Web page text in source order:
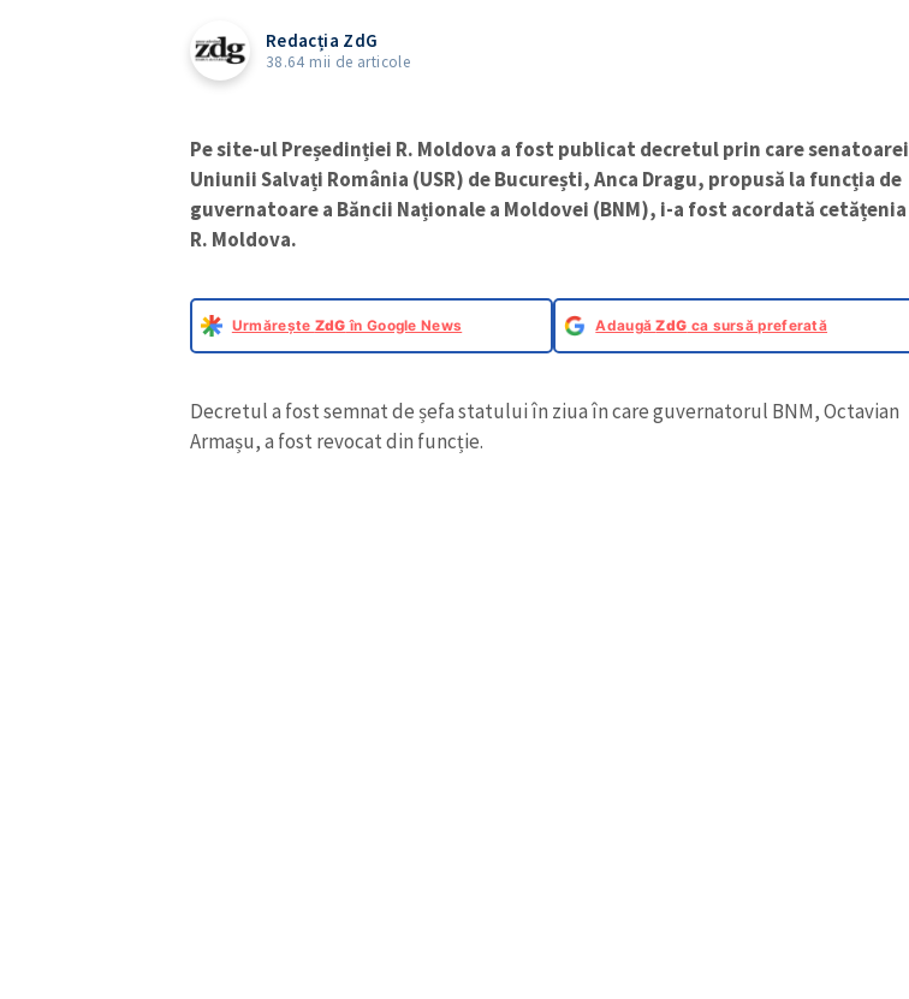
Redacția ZdG
38.64 mii de articole
Pe site-ul Președinției R. Moldova a fost publicat decretul prin care senatoarei
Uniunii Salvați România (USR) de București, Anca Dragu, propusă la funcția de
guvernatoare a Băncii Naționale a Moldovei (BNM), i-a fost acordată cetățenia
R. Moldova.
Urmărește ZdG în Google News AdaugăZdG ca sursă preferată
Decretul a fost semnat de șefa statului în ziua în care guvernatorul BNM, Octavian
Armașu, a fost revocat din funcție.